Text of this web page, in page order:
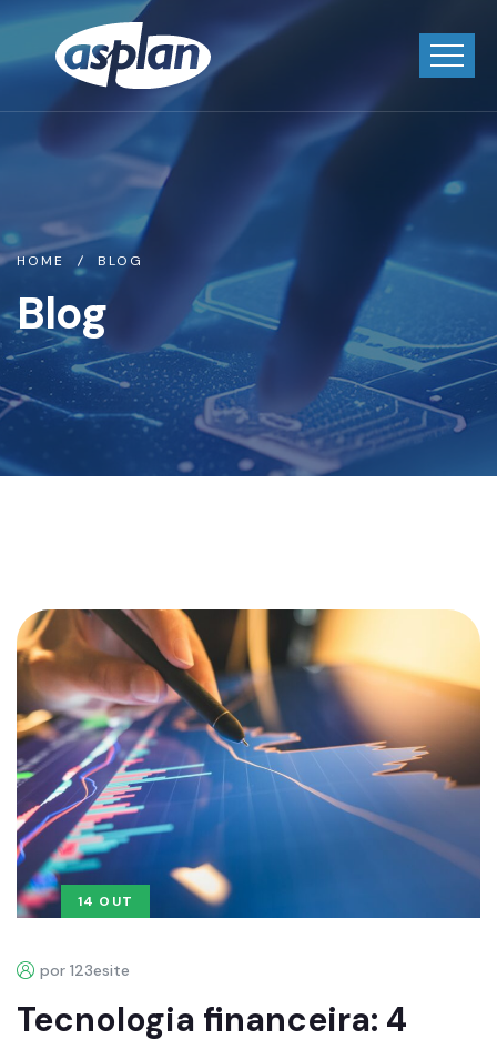
HOME BLOG
Blog
14 OUT
por 123esite
Tecnologia financeira: 4